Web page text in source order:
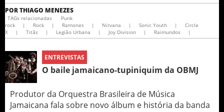
PORTHIAGO MENEZES
TAGs relacionadas
Punk
rock
| Rock | Ramones | Nirvana | Sonic Youth |
Circle
X
| Titãs | Legião Urbana | Joy Division | Raimundos |
ENTREVISTAS
O baile jamaicano-tupiniquim da OBMJ
Produtor da Orquestra Brasileira de Música
Jamaicana fala sobre novo álbum e história da banda